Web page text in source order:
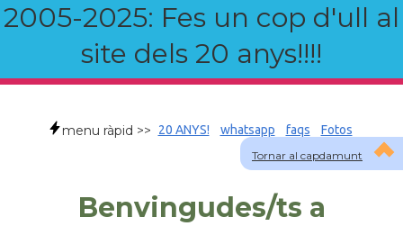
2005-2025: Fes un cop d'ull al
site dels 20 anys!!!!
Tornar al capdamunt
menu ràpid >> 20 ANYS! whatsapp faqs Fotos
Benvingudes/ts a